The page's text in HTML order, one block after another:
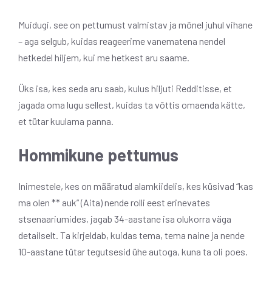
Muidugi, see on pettumust valmistav ja mõnel juhul vihane
– aga selgub, kuidas reageerime vanematena nendel
hetkedel hiljem, kui me hetkest aru saame.
Üks isa, kes seda aru saab, kulus hiljuti Redditisse, et
jagada oma lugu sellest, kuidas ta võttis omaenda kätte,
et tütar kuulama panna.
Hommikune pettumus
Inimestele, kes on määratud alamkiidelis, kes küsivad “kas
ma olen ** auk” (Aita) nende rolli eest erinevates
stsenaariumides, jagab 34-aastane isa olukorra väga
detailselt. Ta kirjeldab, kuidas tema, tema naine ja nende
10-aastane tütar tegutsesid ühe autoga, kuna ta oli poes.